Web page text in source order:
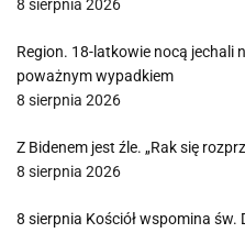
8 sierpnia 2026
Region. 18-latkowie nocą jechali
poważnym wypadkiem
8 sierpnia 2026
Z Bidenem jest źle. „Rak się
8 sierpnia 2026
8 sierpnia Kościół wspomina św.